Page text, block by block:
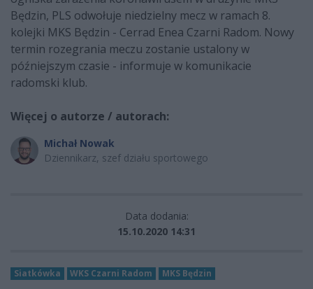
Będzin, PLS odwołuje niedzielny mecz w ramach 8.
kolejki MKS Będzin - Cerrad Enea Czarni Radom. Nowy
termin rozegrania meczu zostanie ustalony w
późniejszym czasie - informuje w komunikacie
radomski klub.
Więcej o autorze / autorach:
Michał Nowak
Dziennikarz, szef działu sportowego
Data dodania:
15.10.2020 14:31
Siatkówka WKS Czarni Radom MKS Będzin